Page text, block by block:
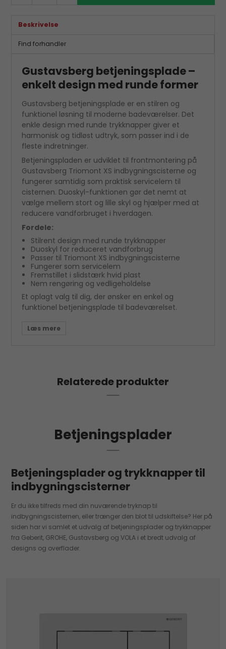
Beskrivelse
Find forhandler
Gustavsberg betjeningsplade –
enkelt design med runde former
Gustavsberg betjeningsplade er en stilren og
funktionel løsning til moderne badeværelser. Det
enkle design med runde trykknapper giver et
harmonisk og tidløst udtryk, som passer ind i de
fleste indretninger.
Betjeningspladen er udviklet til frontmontering på
Gustavsberg Triomont XS indbygningscisterne og
fungerer samtidig som praktisk servicelem til
cisternen. Duoskyl-funktionen gør det nemt at
vælge mellem stort og lille skyl og hjælper med at
reducere vandforbruget i hverdagen.
Fordele:
Stilrent design med runde trykknapper
Duoskyl for reduceret vandforbrug
Passer til Triomont XS indbygningscisterne
Fungerer som servicelem
Fremstillet i slidstærk hvid plast
Nem rengøring og vedligeholdelse
Et oplagt valg til dig, der ønsker en enkel og
funktionel betjeningsplade til badeværelset.
Relaterede produkter
Betjeningsplader
Betjeningsplader og trykknapper til
indbygningscisterner
Er du ikke tilfreds med din nuværende tryknap til
indbygningscisternen, eller trænger den blot til udskiftelse? Her på
siden har vi samlet et udvalg af betjeningsplader og trykknapper
fra Geberit, GROHE, Gustavsberg og VOLA i et bredt udvalg af
designs og overflader.